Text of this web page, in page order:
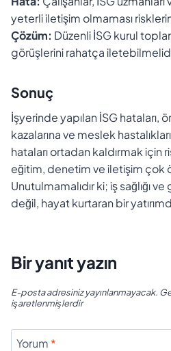
yeterli iletişim olmaması
Çözüm: Düzenli İSG kurul
görüşlerini rahatça
Sonuç
İşyerinde yapılan İSG hataları,
kazalarına ve meslek
hataları ortadan kaldırmak için
eğitim, denetim ve iletişim çok
Unutulmamalıdır ki; iş sağlığı
değil, hayat kurtaran bir
Bir yanıt yazın
E-posta adresiniz yayınlanmayacak.
işaretlenmişlerdir
Yorum *